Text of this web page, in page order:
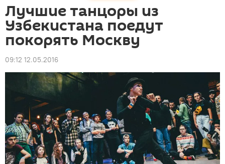
Лучшие танцоры из
Узбекистана поедут
покорять Москву
09:12 12.05.2016